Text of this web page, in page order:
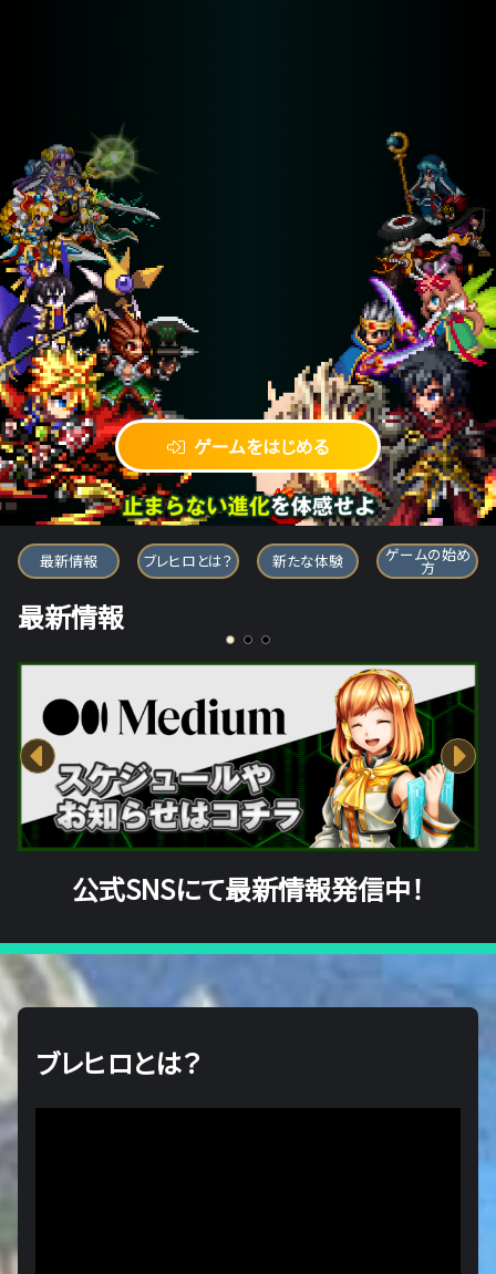
ゲームをはじめる
ブレイブ フロンティア ヒーローズ
最新情報 ブレヒロとは？ 新たな体験 ゲームの始め
方
最新情報
公式SNSにて最新情報発信中！
ブレヒロとは？